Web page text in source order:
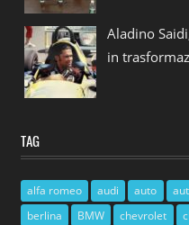
Aladino
in
TAG
alfa romeo audi auto
berlina
BMW chevrolet